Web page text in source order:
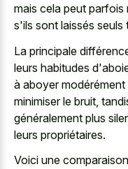
mais cela peut
s'ils sont laissés seuls
La principale
leurs habitudes
à aboyer
minimiser le bruit,
généralement plus
leurs propriétaires.
Voici une